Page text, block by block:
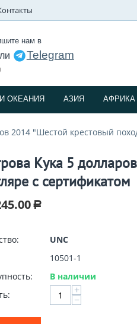
нам в
Telegram
ОКЕАНИЯ АЗИЯ АФРИКА
2014 "Шестой крестовый
Кука 5
с сертификатом
Р
UNC
10501-1
В наличии
+
−